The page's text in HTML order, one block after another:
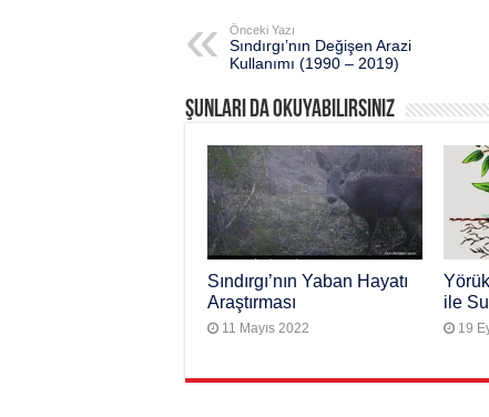
Önceki Yazı
Sındırgı’nın Değişen Arazi
Kullanımı (1990 – 2019)
Şunları da okuyabilirsiniz
Sındırgı’nın Yaban Hayatı
Araştırması
11 Mayıs 2022
ile
19